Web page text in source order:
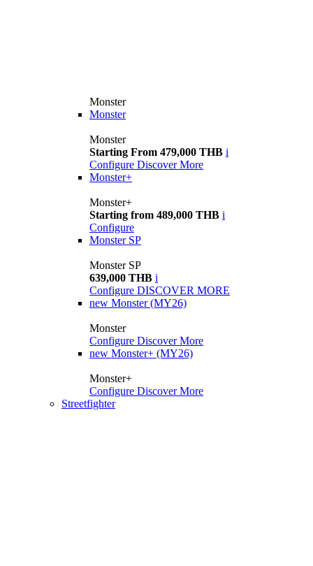
Monster
Monster
Monster
Starting From 479,000 THB i
Configure Discover More
Monster+
Monster+
Starting from 489,000 THB i
Configure
Monster SP
Monster SP
639,000 THB i
Configure DISCOVER MORE
new Monster (MY26)
Monster
Configure Discover More
new Monster+ (MY26)
Monster+
Configure Discover More
Streetfighter